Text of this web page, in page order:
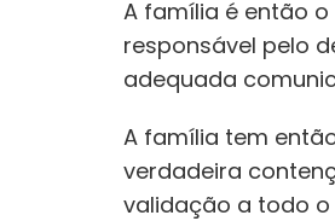
A família é então
responsável pelo
adequada
A família tem
verdadeira
validação a todo